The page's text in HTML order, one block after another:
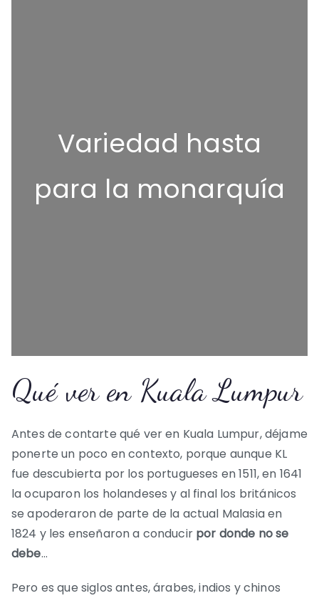
Variedad hasta
para la monarquía
Qué ver en Kuala Lumpur
Antes de contarte qué ver en Kuala Lumpur, déjame
ponerte un poco en contexto, porque aunque KL
fue descubierta por los portugueses en 1511, en 1641
la ocuparon los holandeses y al final los británicos
se apoderaron de parte de la actual Malasia en
1824 y les enseñaron a conducir por donde no se
debe…
Pero es que siglos antes, árabes, indios y chinos